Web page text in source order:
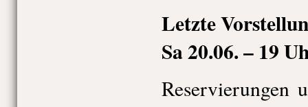
Letzte
Sa 20.06. – 19
Reservierungen